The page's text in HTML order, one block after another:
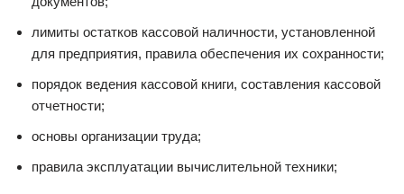
лимиты остатков кассовой наличности, установленной
для предприятия, правила обеспечения их сохранности;
порядок ведения кассовой книги, составления кассовой
отчетности;
основы организации труда;
правила эксплуатации вычислительной техники;